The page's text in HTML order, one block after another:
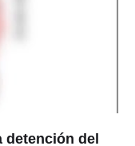
detención del